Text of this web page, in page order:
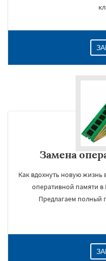
Замена
Как вдохнуть новую жизнь
оперативной памяти
Предлагаем полный